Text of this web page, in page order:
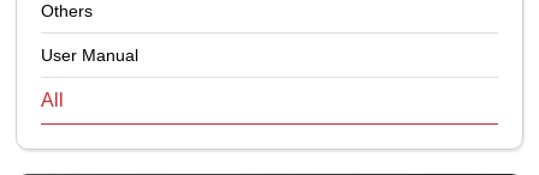
Others
User Manual
All